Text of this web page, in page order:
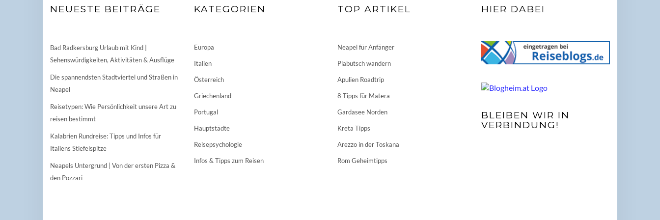
NEUESTE BEITRÄGE
Bad Radkersburg Urlaub mit Kind |
Sehenswürdigkeiten, Aktivitäten & Ausflüge
Die spannendsten Stadtviertel und Straßen in
Neapel
Reisetypen: Wie Persönlichkeit unsere Art zu
reisen bestimmt
Kalabrien Rundreise: Tipps und Infos für
Italiens Stiefelspitze
Neapels Untergrund | Von der ersten Pizza &
den Pozzari
KATEGORIEN
Europa
Italien
Österreich
Griechenland
Portugal
Hauptstädte
Reisepsychologie
Infos & Tipps zum Reisen
TOP ARTIKEL
Neapel für Anfänger
Plabutsch wandern
Apulien Roadtrip
8 Tipps für Matera
Gardasee Norden
Kreta Tipps
Arezzo in der Toskana
Rom Geheimtipps
HIER DABEI
BLEIBEN WIR IN
VERBINDUNG!